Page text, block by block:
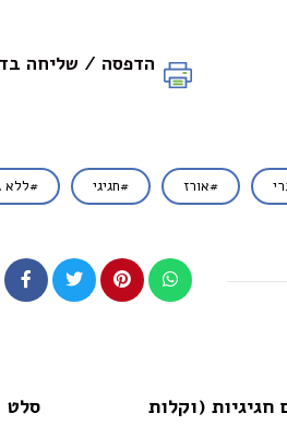
הדפסה / שליחה
אורז חגיגי ללא
סלט
חגיגיות (וקלות